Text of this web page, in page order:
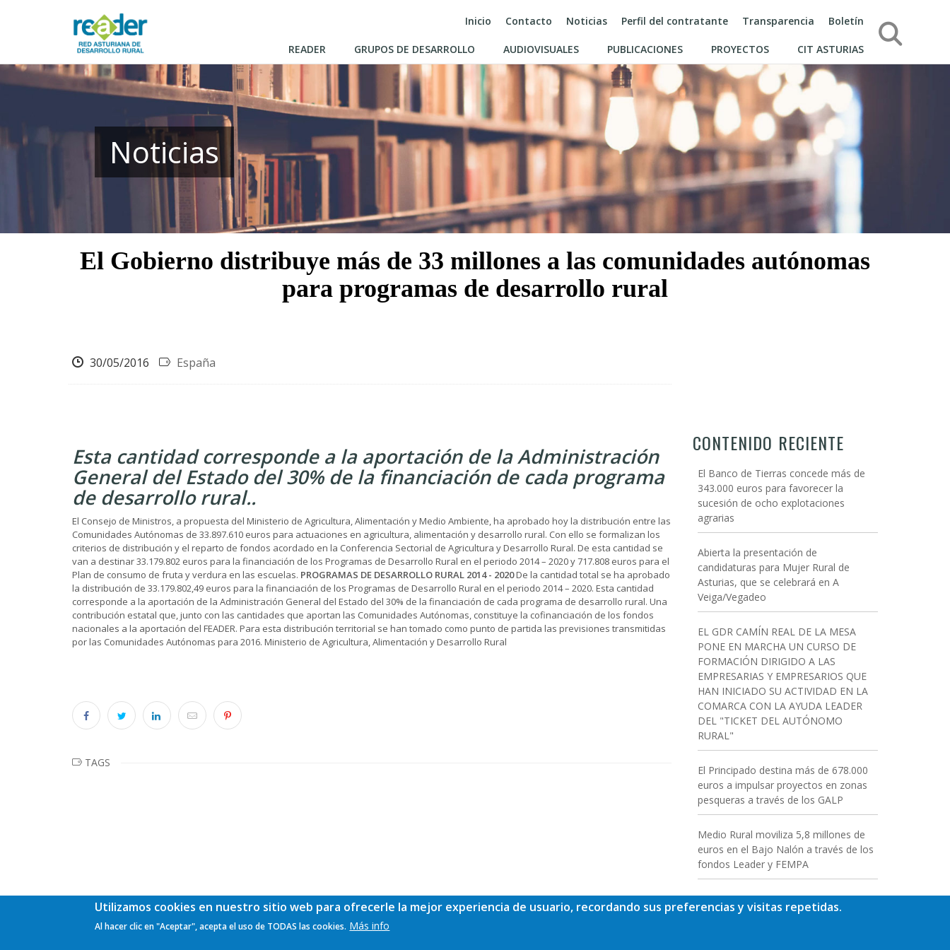
Inicio Contacto Noticias Perfil del contratante Transparencia Boletín
READER GRUPOS DE DESARROLLO AUDIOVISUALES PUBLICACIONES PROYECTOS CIT ASTURIAS
Búsqueda
Noticias
El Gobierno distribuye más de 33 millones a las comunidades autónomas
para programas de desarrollo rural
30/05/2016 España
Esta cantidad corresponde a la aportación de la Administración
General del Estado del 30% de la financiación de cada programa
de desarrollo rural..
El Consejo de Ministros, a propuesta del Ministerio de Agricultura, Alimentación y Medio Ambiente, ha aprobado hoy la distribución entre las
Comunidades Autónomas de 33.897.610 euros para actuaciones en agricultura, alimentación y desarrollo rural. Con ello se formalizan los
criterios de distribución y el reparto de fondos acordado en la Conferencia Sectorial de Agricultura y Desarrollo Rural. De esta cantidad se
van a destinar 33.179.802 euros para la financiación de los Programas de Desarrollo Rural en el periodo 2014 – 2020 y 717.808 euros para el
Plan de consumo de fruta y verdura en las escuelas. PROGRAMAS DE DESARROLLO RURAL 2014 - 2020De la cantidad total se ha aprobado
la distribución de 33.179.802,49 euros para la financiación de los Programas de Desarrollo Rural en el periodo 2014 – 2020. Esta cantidad
corresponde a la aportación de la Administración General del Estado del 30% de la financiación de cada programa de desarrollo rural. Una
contribución estatal que, junto con las cantidades que aportan las Comunidades Autónomas, constituye la cofinanciación de los fondos
nacionales a la aportación del FEADER. Para esta distribución territorial se han tomado como punto de partida las previsiones transmitidas
por las Comunidades Autónomas para 2016. Ministerio de Agricultura, Alimentación y Desarrollo Rural
TAGS
CONTENIDO RECIENTE
El Banco de Tierras concede más de
343.000 euros para favorecer la
sucesión de ocho explotaciones
agrarias
Abierta la presentación de
candidaturas para Mujer Rural de
Asturias, que se celebrará en A
Veiga/Vegadeo
EL GDR CAMÍN REAL DE LA MESA
PONE EN MARCHA UN CURSO DE
FORMACIÓN DIRIGIDO A LAS
EMPRESARIAS Y EMPRESARIOS QUE
HAN INICIADO SU ACTIVIDAD EN LA
COMARCA CON LA AYUDA LEADER
DEL "TICKET DEL AUTÓNOMO
RURAL"
El Principado destina más de 678.000
euros a impulsar proyectos en zonas
pesqueras a través de los GALP
Medio Rural moviliza 5,8 millones de
euros en el Bajo Nalón a través de los
fondos Leader y FEMPA
Utilizamos cookies en nuestro sitio web para ofrecerle la mejor experiencia de usuario, recordando sus preferencias y visitas repetidas.
Al hacer clic en "Aceptar", acepta el uso de TODAS las cookies. Más info